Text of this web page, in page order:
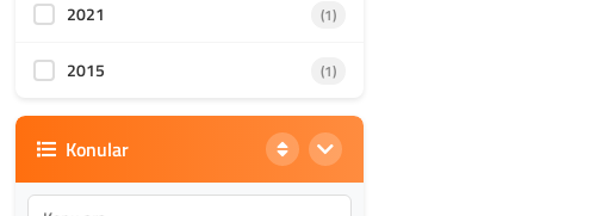
2021 (1)
2015 (1)
Konular